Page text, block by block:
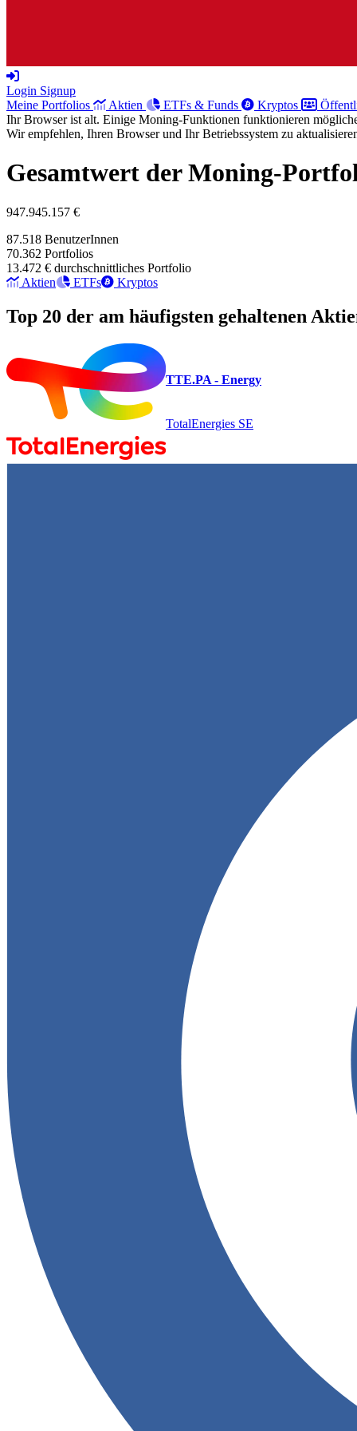
Login Signup
Meine Portfolios
Aktien ETFs & Funds Kryptos
Ihr Browser ist alt. Einige Moning-Funktionen funktionieren
Wir empfehlen, Ihren Browser und Ihr Betriebssystem zu
Gesamtwert der Moning-
947.945.157 €
87.518 BenutzerInnen
70.362 Portfolios
13.472 € durchschnittliches Portfolio
Aktien
ETFs Kryptos
Top 20 der am häufigsten gehaltenen
TTE.PA - Energy
TotalEnergies SE